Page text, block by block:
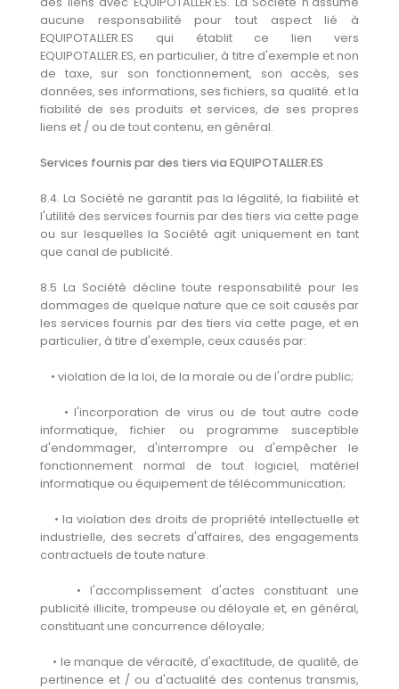
aucune responsabilité pour tout aspect lié à
EQUIPOTALLER.ES qui établit ce lien vers
EQUIPOTALLER.ES, en particulier, à titre d'exemple et non
de taxe, sur son fonctionnement, son accès, ses
données, ses informations, ses fichiers, sa qualité. et la
fiabilité de ses produits et services, de ses propres
liens et / ou de tout contenu, en général.
Services fournis par des tiers via EQUIPOTALLER.ES
8.4. La Société ne garantit pas la légalité, la fiabilité et
l'utilité des services fournis par des tiers via cette page
ou sur lesquelles la Société agit uniquement en tant
que canal de publicité.
8.5 La Société décline toute responsabilité pour les
dommages de quelque nature que ce soit causés par
les services fournis par des tiers via cette page, et en
particulier, à titre d'exemple, ceux causés par:
• violation de la loi, de la morale ou de l'ordre public;
• l'incorporation de virus ou de tout autre code
informatique, fichier ou programme susceptible
d'endommager, d'interrompre ou d'empêcher le
fonctionnement normal de tout logiciel, matériel
informatique ou équipement de télécommunication;
• la violation des droits de propriété intellectuelle et
industrielle, des secrets d'affaires, des engagements
contractuels de toute nature.
• l'accomplissement d'actes constituant une
publicité illicite, trompeuse ou déloyale et, en général,
constituant une concurrence déloyale;
• le manque de véracité, d'exactitude, de qualité, de
pertinence et / ou d'actualité des contenus transmis,